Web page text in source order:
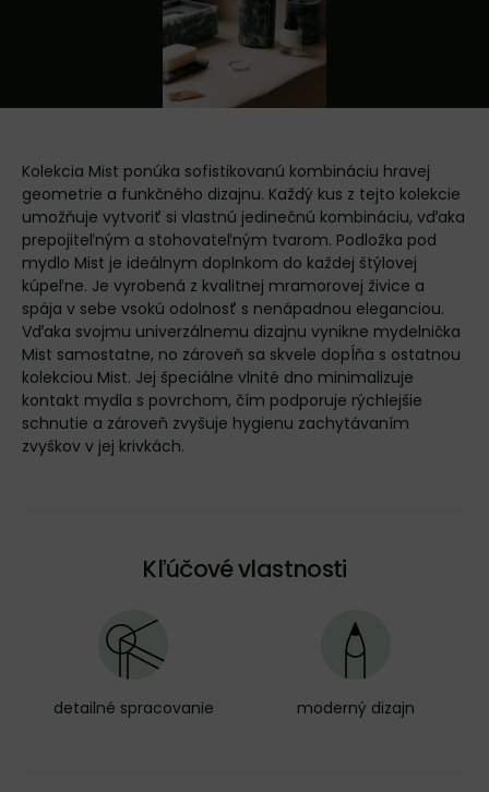
Kolekcia Mist ponúka sofistikovanú kombináciu hravej
geometrie a funkčného dizajnu. Každý kus z tejto kolekcie
umožňuje vytvoriť si vlastnú jedinečnú kombináciu, vďaka
prepojiteľným a stohovateľným tvarom. Podložka pod
mydlo Mist je ideálnym doplnkom do každej štýlovej
kúpeľne. Je vyrobená z kvalitnej mramorovej živice a
spája v sebe vsokú odolnosť s nenápadnou eleganciou.
Vďaka svojmu univerzálnemu dizajnu vynikne mydelnička
Mist samostatne, no zároveň sa skvele dopĺňa s ostatnou
kolekciou Mist. Jej špeciálne vlnité dno minimalizuje
kontakt mydla s povrchom, čím podporuje rýchlejšie
schnutie a zároveň zvyšuje hygienu zachytávaním
zvyškov v jej krivkách.
Kľúčové vlastnosti
detailné spracovanie moderný dizajn